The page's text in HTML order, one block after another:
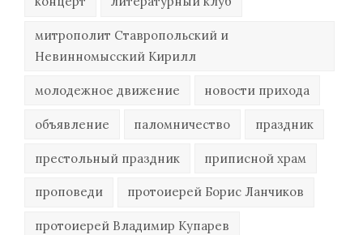
митрополит Ставропольский и
Невинномысский Кирилл
молодежное движение новости прихода
объявление паломничество праздник
престольный праздник приписной храм
проповеди протоиерей Борис Ланчиков
протоиерей Владимир Купарев